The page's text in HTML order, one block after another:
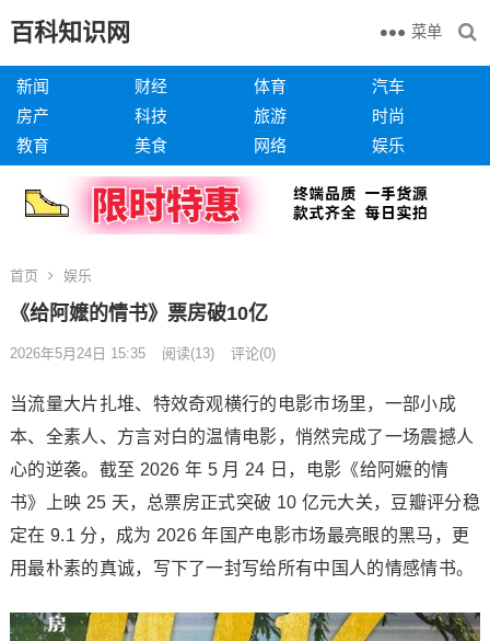
百科知识网 菜单
新闻 财经 体育
汽车
房产
科技 旅游
时尚
教育
美食 网络 娱乐
首页 娱乐
《给阿嬷的情书》票房破10亿
2026年5月24日 15:35 阅读(13) 评论(0)
当流量大片扎堆、特效奇观横行的电影市场里，一部小成
本、全素人、方言对白的温情电影，悄然完成了一场震撼人
心的逆袭。截至 2026 年 5 月 24 日，电影《给阿嬷的情
书》上映 25 天，总票房正式突破 10 亿元大关，豆瓣评分稳
定在 9.1 分，成为 2026 年国产电影市场最亮眼的黑马，更
用最朴素的真诚，写下了一封写给所有中国人的情感情书。